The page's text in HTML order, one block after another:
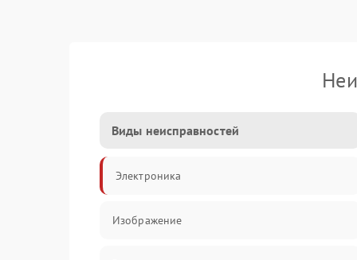
Виды неисправностей
Электроника
Изображение